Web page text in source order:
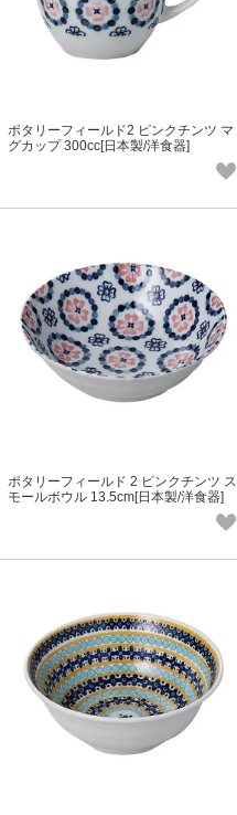
ポタリーフィールド2 ピンクチンツ マ
グカップ 300cc[日本製/洋食器]
ポタリーフィールド 2 ピンクチンツ ス
モールボウル 13.5cm[日本製/洋食器]